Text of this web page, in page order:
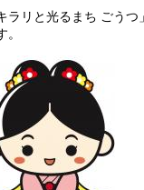
ラリと光るまち ごう